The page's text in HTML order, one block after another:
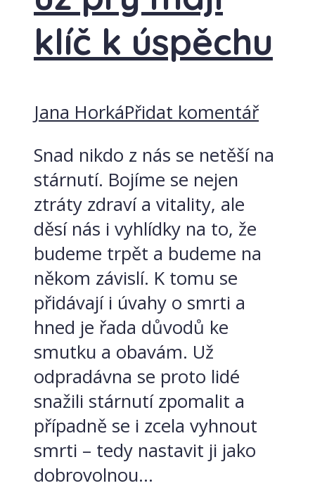
klíč k úspěchu
Jana HorkáPřidat komentář
Snad nikdo z nás se netěší na
stárnutí. Bojíme se nejen
ztráty zdraví a vitality, ale
děsí nás i vyhlídky na to, že
budeme trpět a budeme na
někom závislí. K tomu se
přidávají i úvahy o smrti a
hned je řada důvodů ke
smutku a obavám. Už
odpradávna se proto lidé
snažili stárnutí zpomalit a
případně se i zcela vyhnout
smrti – tedy nastavit ji jako
dobrovolnou...